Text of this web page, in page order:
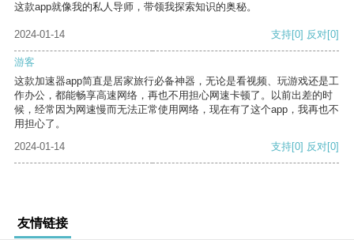
这款app就像我的私人导师，带领我探索知识的奥秘。
2024-01-14 支持[0] 反对[0]
游客
这款加速器app简直是居家旅行必备神器，无论是看视频、玩游戏还是工
作办公，都能畅享高速网络，再也不用担心网速卡顿了。以前出差的时
候，经常因为网速慢而无法正常使用网络，现在有了这个app，我再也不
用担心了。
2024-01-14
支持[0] 反对[0]
友情链接